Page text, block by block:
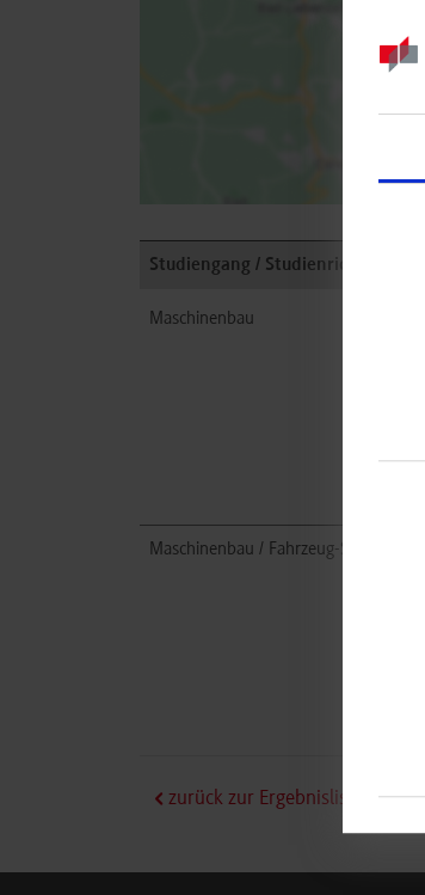
Studiengang / Studienrichtung
Maschinenbau
Maschinenbau / Fahrzeug-System-
zurück zur Ergebnisliste